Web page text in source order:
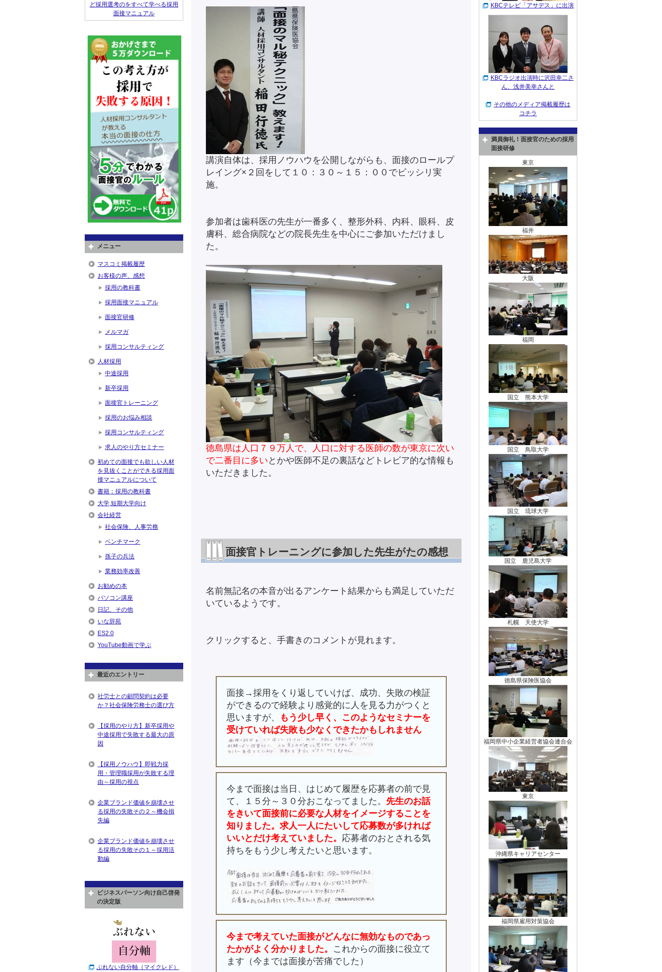
講演自体は、採用ノウハウを公開しながらも、面接のロールプ
レイング×２回をして１０：３０～１５：００でビッシリ実
施。
参加者は歯科医の先生が一番多く、整形外科、内科、眼科、皮
膚科、総合病院などの院長先生を中心にご参加いただけまし
た。
徳島県は人口７９万人で、人口に対する医師の数が東京に次い
で二番目に多い とかや医師不足の裏話などトレビア的な情報も
いただきました。
面接官トレーニングに参加した先生がたの感想
名前無記名の本音が出るアンケート結果からも満足していただ
いているようです。
クリックすると、手書きのコメントが見れます。
面接→採用をくり返していけば、成功、失敗の検証
ができるので経験より感覚的に人を見る力がつくと
思いますが、
もう少し早く、このようなセミナーを
受けていれば失敗も少なくできたかもしれません
今まで面接は当日、はじめて履歴を応募者の前で見
て、１５分～３０分おこなってました。 先生のお話
をきいて面接前に必要な人材をイメージすることを
知りました。求人一人にたいして応募数が多ければ
いいとだけ考えていました。 応募者のおとされる気
持ちをもう少し考えたいと思います。
今まで考えていた面接がどんなに無効なものであっ
たかがよく分かりました。
これからの面接に役立て
ます（今までは面接が苦痛でした）
ど採用選考のをすべて学べる採用
面接マニュアル
メニュー
マスコミ掲載履歴
お客様の声、感想
採用の教科書
採用面接マニュアル
面接官研修
メルマガ
採用コンサルティング
人材採用
中途採用
新卒採用
面接官トレーニング
採用のお悩み相談
採用コンサルティング
求人のやり方セミナー
初めての面接でも欲しい人材
を見抜くことができる採用面
接マニュアルについて
書籍：採用の教科書
大学,短期大学向け
会社経営
社会保険、人事労務
ベンチマーク
孫子の兵法
業務効率改善
お勧めの本
パソコン講座
日記、その他
いな辞苑
ES2.0
YouTube動画で学ぶ
最近のエントリー
社労士との顧問契約は必要
か？社会保険労務士の選び方
【採用のやり方】新卒採用や
中途採用で失敗する最大の原
因
【採用ノウハウ】即戦力採
用・管理職採用が失敗する理
由～採用の視点
企業ブランド価値を崩壊させ
る採用の失敗その２～機会損
失編
企業ブランド価値を崩壊させ
る採用の失敗その１～採用活
動編
ビジネスパーソン向け自己啓発
の決定版
ぶれない自分軸（マイクレド）
KBCテレビ「アサデス」に出演
KBCラジオ出演時に沢田幸二さ
ん、浅井美幸さんと
その他のメディア掲載履歴は
コチラ
満員御礼！面接官のための採用
面接研修
東京
福井
大阪
福岡
国立 熊本大学
国立 鳥取大学
国立 琉球大学
国立 鹿児島大学
札幌 天使大学
徳島県保険医協会
福岡県中小企業経営者協会連合会
東京
沖縄県キャリアセンター
福岡県雇用対策協会